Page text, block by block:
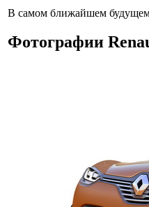
В самом ближайшем будущем
Фотографии